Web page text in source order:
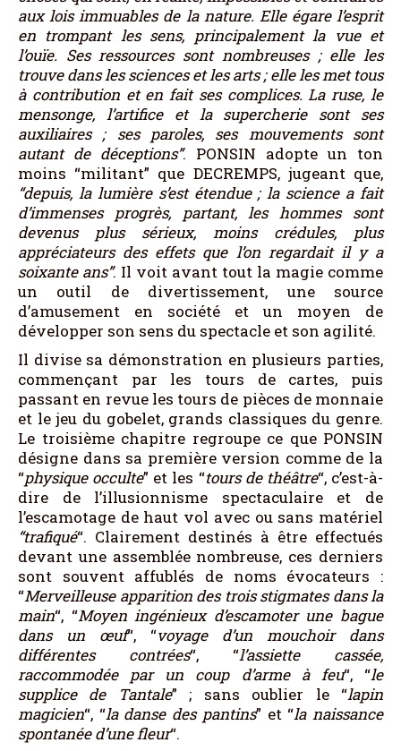
aux lois immuables de la nature. Elle égare l’esprit
en trompant les sens, principalement la vue et
l’ouïe. Ses ressources sont nombreuses ; elle les
trouve dans les sciences et les arts ; elle les met tous
à contribution et en fait ses complices. La ruse, le
mensonge, l’artifice et la supercherie sont ses
auxiliaires ; ses paroles, ses mouvements sont
autant de déceptions”. PONSIN adopte un ton
moins “militant” que DECREMPS, jugeant que,
“depuis, la lumière s’est étendue ; la science a fait
d’immenses progrès, partant, les hommes sont
devenus plus sérieux, moins crédules, plus
appréciateurs des effets que l’on regardait il y a
soixante ans”. Il voit avant tout la magie comme
un outil de divertissement, une source
d’amusement en société et un moyen de
développer son sens du spectacle et son agilité.
Il divise sa démonstration en plusieurs parties,
commençant par les tours de cartes, puis
passant en revue les tours de pièces de monnaie
et le jeu du gobelet, grands classiques du genre.
Le troisième chapitre regroupe ce que PONSIN
désigne dans sa première version comme de la
“physique occulte” et les “tours de théâtre“, c’est-à-
dire de l’illusionnisme spectaculaire et de
l’escamotage de haut vol avec ou sans matériel
“trafiqué“. Clairement destinés à être effectués
devant une assemblée nombreuse, ces derniers
sont souvent affublés de noms évocateurs :
“Merveilleuse apparition des trois stigmates dans la
main“, “Moyen ingénieux d’escamoter une bague
dans un œuf“, “voyage d’un mouchoir dans
différentes contrées“, “l’assiette cassée,
raccommodée par un coup d’arme à feu“, “le
supplice de Tantale” ; sans oublier le “lapin
magicien“, “la danse des pantins” et “la naissance
spontanée d’une fleur“.